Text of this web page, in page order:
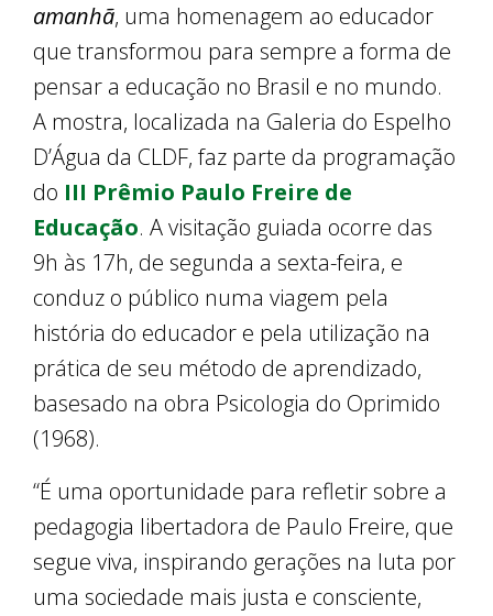
amanhã, uma homenagem ao educador
que transformou para sempre a forma de
pensar a educação no Brasil e no mundo.
A mostra, localizada na Galeria do Espelho
D’Água da CLDF, faz parte da programação
do III Prêmio Paulo Freire de
Educação. A visitação guiada ocorre das
9h às 17h, de segunda a sexta-feira, e
conduz o público numa viagem pela
história do educador e pela utilização na
prática de seu método de aprendizado,
basesado na obra Psicologia do Oprimido
(1968).
“É uma oportunidade para refletir sobre a
pedagogia libertadora de Paulo Freire, que
segue viva, inspirando gerações na luta por
uma sociedade mais justa e consciente,